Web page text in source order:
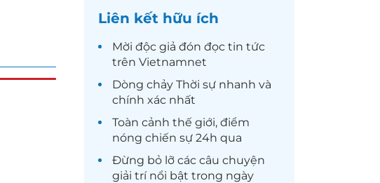
Liên kết hữu ích
Mời độc giả đón đọc tin tức
trên Vietnamnet
Dòng chảy Thời sự nhanh và
chính xác nhất
Toàn cảnh thế giới, điểm
nóng chiến sự 24h qua
Đừng bỏ lỡ các câu chuyện
giải trínổi bật trong ngày